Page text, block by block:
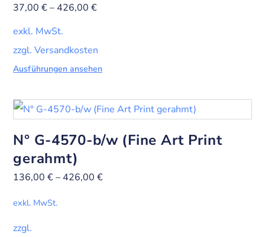
37,00€– 426,00€
exkl. MwSt.
zzgl. Versandkosten
Ausführungen ansehen
N° G-4570-b/w (Fine Art Print
gerahmt)
136,00€– 426,00€
exkl. MwSt.
zzgl.